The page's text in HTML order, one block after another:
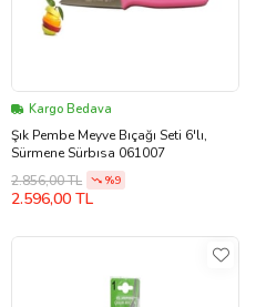
Kargo Bedava
Şık Pembe Meyve Bıçağı Seti 6'lı,
Sürmene Sürbısa 061007
2.856,00 TL
%9
2.596,00 TL